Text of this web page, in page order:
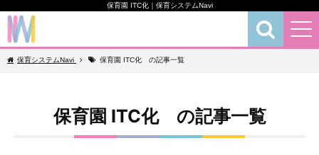
保育園 ITC化｜保育システムNavi
保育システムNavi 保育園 ITC化 の記事一覧
保育園 ITC化 の記事一覧
保育お役立ちコラム